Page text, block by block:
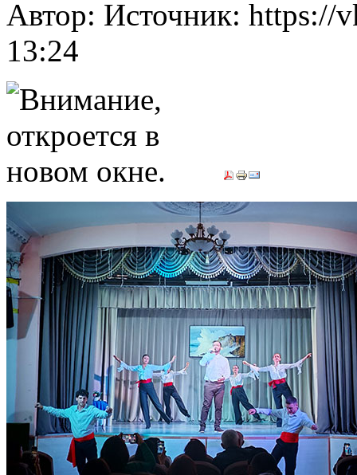
Автор: Источник: https://
13:24